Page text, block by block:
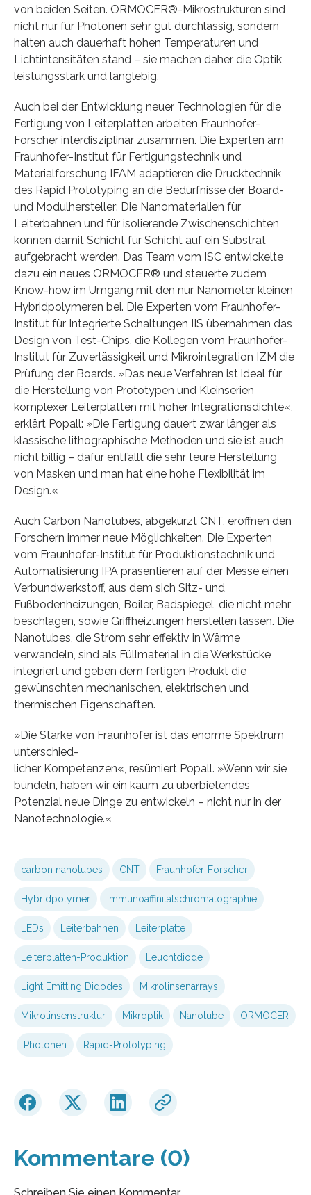
von beiden Seiten. ORMOCER®-Mikrostrukturen sind
nicht nur für Photonen sehr gut durchlässig, sondern
halten auch dauerhaft hohen Temperaturen und
Lichtintensitäten stand – sie machen daher die Optik
leistungsstark und langlebig.
Auch bei der Entwicklung neuer Technologien für die
Fertigung von Leiterplatten arbeiten Fraunhofer-
Forscher interdisziplinär zusammen. Die Experten am
Fraunhofer-Institut für Fertigungstechnik und
Materialforschung IFAM adaptieren die Drucktechnik
des Rapid Prototyping an die Bedürfnisse der Board-
und Modulhersteller: Die Nanomaterialien für
Leiterbahnen und für isolierende Zwischenschichten
können damit Schicht für Schicht auf ein Substrat
aufgebracht werden. Das Team vom ISC entwickelte
dazu ein neues ORMOCER® und steuerte zudem
Know-how im Umgang mit den nur Nanometer kleinen
Hybridpolymeren bei. Die Experten vom Fraunhofer-
Institut für Integrierte Schaltungen IIS übernahmen das
Design von Test-Chips, die Kollegen vom Fraunhofer-
Institut für Zuverlässigkeit und Mikrointegration IZM die
Prüfung der Boards. »Das neue Verfahren ist ideal für
die Herstellung von Prototypen und Kleinserien
komplexer Leiterplatten mit hoher Integrationsdichte«,
erklärt Popall: »Die Fertigung dauert zwar länger als
klassische lithographische Methoden und sie ist auch
nicht billig – dafür entfällt die sehr teure Herstellung
von Masken und man hat eine hohe Flexibilität im
Design.«
Auch Carbon Nanotubes, abgekürzt CNT, eröffnen den
Forschern immer neue Möglichkeiten. Die Experten
vom Fraunhofer-Institut für Produktionstechnik und
Automatisierung IPA präsentieren auf der Messe einen
Verbundwerkstoff, aus dem sich Sitz- und
Fußbodenheizungen, Boiler, Badspiegel, die nicht mehr
beschlagen, sowie Griffheizungen herstellen lassen. Die
Nanotubes, die Strom sehr effektiv in Wärme
verwandeln, sind als Füllmaterial in die Werkstücke
integriert und geben dem fertigen Produkt die
gewünschten mechanischen, elektrischen und
thermischen Eigenschaften.
»Die Stärke von Fraunhofer ist das enorme Spektrum
unterschied-
licher Kompetenzen«, resümiert Popall. »Wenn wir sie
bündeln, haben wir ein kaum zu überbietendes
Potenzial neue Dinge zu entwickeln – nicht nur in der
Nanotechnologie.«
carbon nanotubes CNT Fraunhofer-Forscher
Hybridpolymer Immunoaffinitätschromatographie
LEDs Leiterbahnen Leiterplatte
Leiterplatten-Produktion Leuchtdiode
Light Emitting Didodes Mikrolinsenarrays
Mikrolinsenstruktur Mikroptik Nanotube ORMOCER
Photonen Rapid-Prototyping
Kommentare (0)
Schreiben Sie einen Kommentar